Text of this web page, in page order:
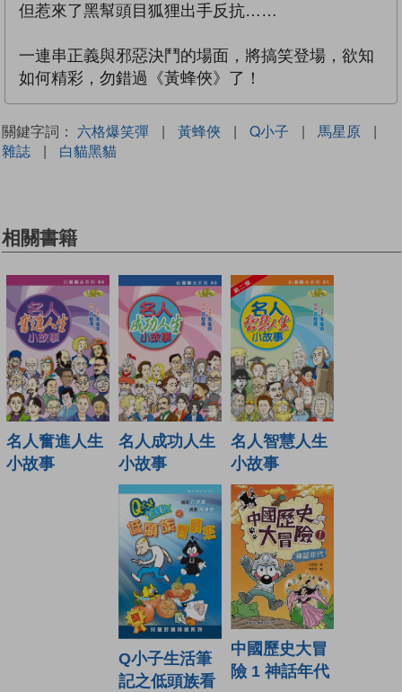
但惹來了黑幫頭目狐狸出手反抗……
一連串正義與邪惡決鬥的場面，將搞笑登場，欲知
如何精彩，勿錯過《黃蜂俠》了！
關鍵字詞： 六格爆笑彈 | 黃蜂俠 | Q小子 | 馬星原
|
雜誌
| 白貓黑貓
相關書籍
名人奮進人生
小故事
名人成功人生
小故事
名人智慧人生
小故事
Q小子生活筆
記之低頭族看
中國歷史大冒
險 1 神話年代